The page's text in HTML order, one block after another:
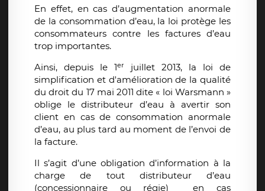
En effet, en cas d’augmentation anormale
de la consommation d’eau, la loi protège les
consommateurs contre les factures d’eau
trop importantes.
Ainsi, depuis le 1er
juillet 2013, la loi de
simplification et d'amélioration de la qualité
du droit du 17 mai 2011 dite « loi Warsmann »
oblige le distributeur d’eau à avertir son
client en cas de consommation anormale
d’eau, au plus tard au moment de l’envoi de
la facture.
Il s’agit d’une obligation d’information à la
charge de tout distributeur d’eau
(concessionnaire ou régie) en cas